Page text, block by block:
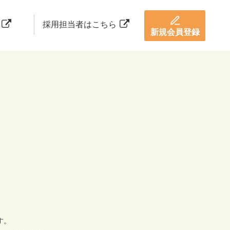
採用担当者はこちら
新規会員登録